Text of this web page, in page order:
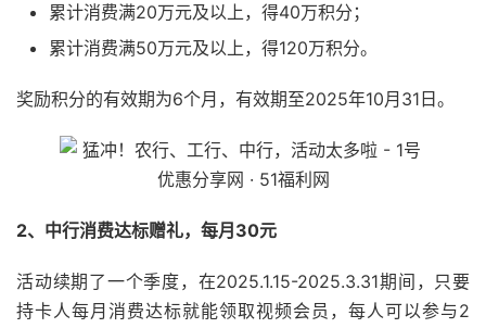
累计消费满20万元及以上，得40万积分；
累计消费满50万元及以上，得120万积分。
奖励积分的有效期为6个月，有效期至2025年10月31日。
2、中行消费达标赠礼，每月30元
活动续期了一个季度，在2025.1.15-2025.3.31期间，只要
持卡人每月消费达标就能领取视频会员，每人可以参与2